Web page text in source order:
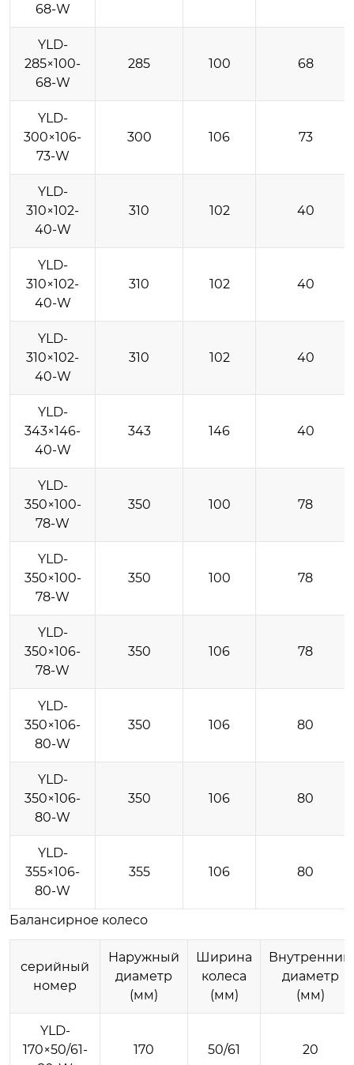
68-W
YLD-
285×100-
68-W
285 100 68
YLD-
300×106-
73-W
300 106 73
YLD-
310×102-
40-W
310 102 40
YLD-
310×102-
40-W
310 102 40
YLD-
310×102-
40-W
310 102 40
YLD-
343×146-
40-W
343 146 40
YLD-
350×100-
78-W
350 100 78
YLD-
350×100-
78-W
350 100 78
YLD-
350×106-
78-W
350 106 78
YLD-
350×106-
80-W
350 106 80
YLD-
350×106-
80-W
350 106 80
YLD-
355×106-
80-W
355 106 80
Балансирное колесо
серийный
номер
Наружный
диаметр
(мм)
Ширина
колеса
(мм)
Внутренний
диаметр
(мм)
YLD-
170×50/61-
170 50/61 20